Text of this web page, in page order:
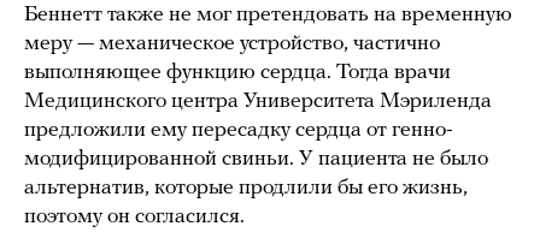
Беннетт также не мог претендовать на временную
меру — механическое устройство, частично
выполняющее функцию сердца. Тогда врачи
Медицинского центра Университета Мэриленда
предложили ему пересадку сердца от генно-
модифицированной свиньи. У пациента не было
альтернатив, которые продлили бы его жизнь,
поэтому он согласился.